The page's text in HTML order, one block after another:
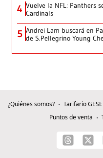
4 Vuelve la NFL: Panthers
Cardinals
5 Andrei Lam buscará en
de S.Pellegrino Young
¿Quiénes somos? Tarifario GESE
Puntos de venta